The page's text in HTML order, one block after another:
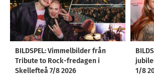
BILDSPEL: Vimmelbilder från
Tribute to Rock-fredagen i
Skellefteå 7/8 2026
1/8